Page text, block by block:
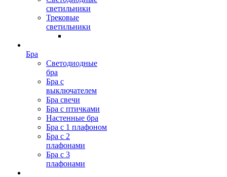
светильники
Трековые
светильники
Бра
Светодиодные
бра
Бра с
выключателем
Бра свечи
Бра с птичками
Настенные бра
Бра с 1 плафоном
Бра с 2
плафонами
Бра с 3
плафонами